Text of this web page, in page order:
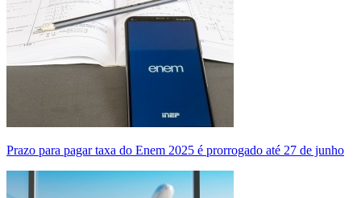
Prazo para pagar taxa do Enem 2025 é prorrogado até 27 de junho